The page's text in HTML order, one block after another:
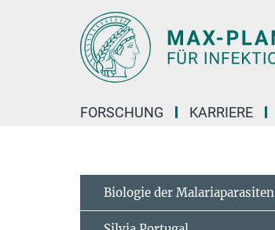
FORSCHUNG KARRIERE
Biologie der Malariaparasiten